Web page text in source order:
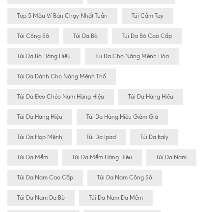
Top 5 Mẫu Ví Bán Chạy Nhất Tuần Túi Cầm Tay
Túi Công Sở Túi Da Bò Túi Da Bò Cao Cấp
Túi Da Bò Hàng Hiệu Túi Da Cho Nàng Mệnh Hỏa
Túi Da Dành Cho Nàng Mệnh Thổ
Túi Da Đeo Chéo Nam Hàng Hiệu Túi Da Hàng Hiêu
Túi Da Hàng Hiệu Túi Da Hàng Hiệu Giảm Giá
Túi Da Hợp Mệnh Túi Da Ipad Túi Da Italy
Túi Da Mềm Túi Da Mềm Hàng Hiệu Túi Da Nam
Túi Da Nam Cao Cấp Túi Da Nam Công Sở
Túi Da Nam Da Bò Túi Da Nam Da Mềm